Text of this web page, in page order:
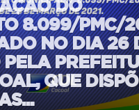
DO
8.099/PMC/
NO DIA 26
QUE